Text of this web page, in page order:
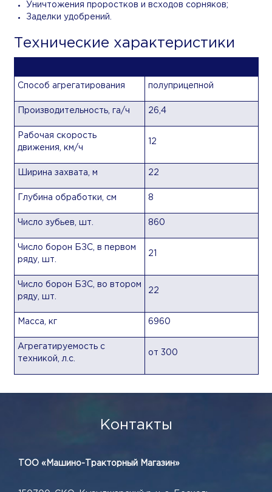
Уничтожения проростков и всходов сорняков;
Заделки удобрений.
Технические характеристики
Способ агрегатирования полуприцепной
Производительность, га/ч 26,4
Рабочая скорость
движения, км/ч
12
Ширина захвата, м 22
Глубина обработки, см 8
Число зубьев, шт. 860
Число борон БЗС, в первом
ряду, шт.
21
Число борон БЗС, во втором
ряду, шт.
22
Масса, кг 6960
Агрегатируемость с
техникой, л.с.
от 300
Контакты
ТОО «Машино-Тракторный Магазин»